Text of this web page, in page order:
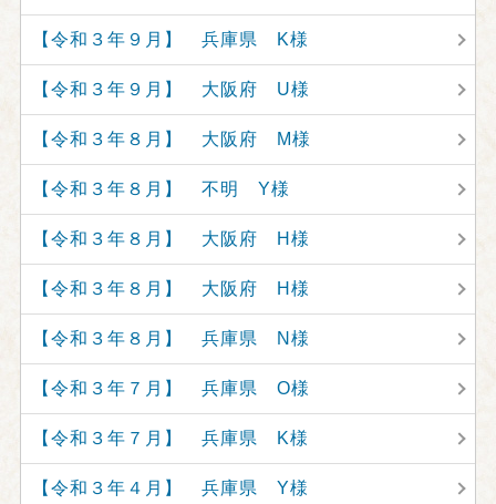
【令和３年９月】 兵庫県 K様
【令和３年９月】 大阪府 U様
【令和３年８月】 大阪府 M様
【令和３年８月】 不明 Y様
【令和３年８月】 大阪府 H様
【令和３年８月】 大阪府 H様
【令和３年８月】 兵庫県 N様
【令和３年７月】 兵庫県 O様
【令和３年７月】 兵庫県 K様
【令和３年４月】 兵庫県 Y様